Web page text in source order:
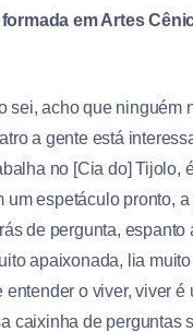
em Artes
sei, acho que ninguém
a gente está
no [Cia do] Tijolo,
um espetáculo pronto,
de pergunta,
apaixonada, lia
entender o viver, viver
caixinha de perguntas